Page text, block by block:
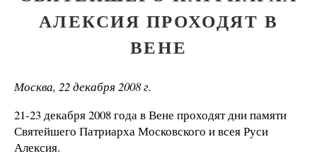
АЛЕКСИЯ ПРОХОДЯТ В
ВЕНЕ
Москва, 22 декабря 2008 г.
21-23 декабря 2008 года в Вене проходят дни памяти
Святейшего Патриарха Московского и всея Руси
Алексия.